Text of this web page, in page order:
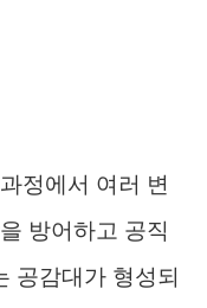
정에서 여러 변
방어하고 공직
공감대가 형성되